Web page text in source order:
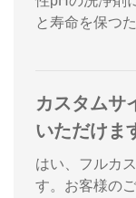
と寿命を保つ
カスタムサ
いただけま
はい、フルカ
す。お客様の